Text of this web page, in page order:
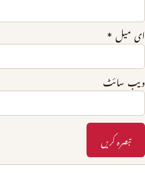
ای میل *
ویب‌ سائٹ